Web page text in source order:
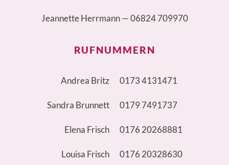
Jeannette Herrmann —06824 709970
RUFNUMMERN
Andrea Britz 0173 4131471
Sandra Brunnett 0179 7491737
Elena Frisch 0176 20268881
Louisa Frisch 0176 20328630